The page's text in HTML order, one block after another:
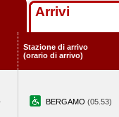
Arrivi
Stazione di arrivo
(orario di arrivo)
BERGAMO (05.53)